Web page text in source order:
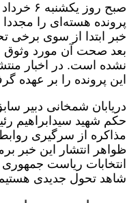
صبح
پرونده هسته‌ای را
خبر ابتدا از سوی برخی
بعد صحت آن مورد وثوق
نشده است. در اخبار
این پرونده را بر عهده
حکم شهید سیدابراهیم
ظواهر انتشار این خبر
شاهد تحول جدیدی